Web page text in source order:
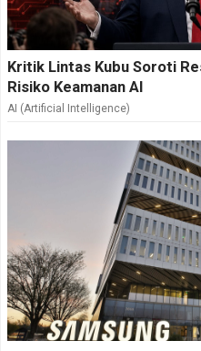
Kritik Lintas Kubu Soroti
Risiko Keamanan AI
AI (Artificial Intelligence)